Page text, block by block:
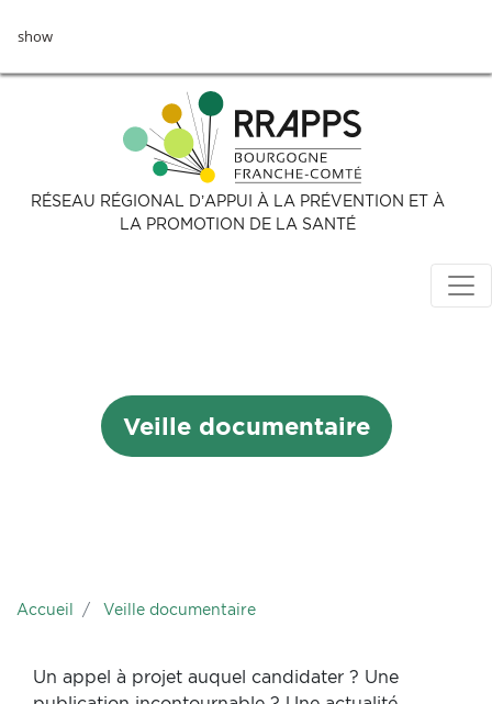
aushow
RÉSEAU RÉGIONAL D’APPUI À LA PRÉVENTION ET À
LA PROMOTION DE LA SANTÉ
Veille documentaire
Accueil Veille documentaire
Un appel à projet auquel candidater ? Une